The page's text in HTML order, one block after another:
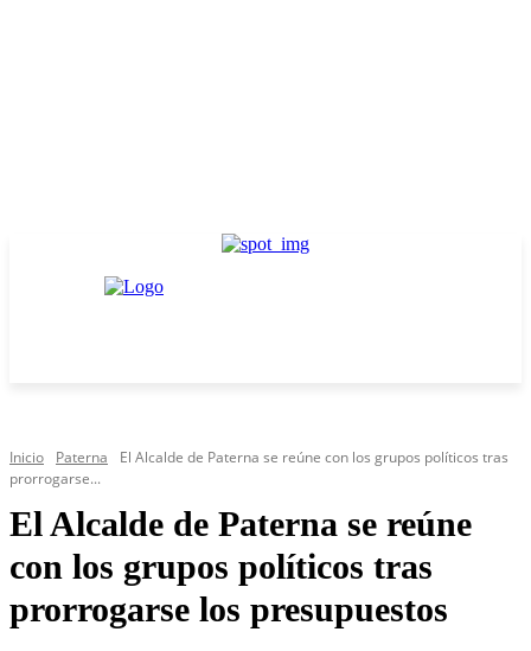
Inicio Paterna
El Alcalde de Paterna se reúne con los grupos políticos tras
prorrogarse...
El Alcalde de Paterna se reúne
con los grupos políticos tras
prorrogarse los presupuestos